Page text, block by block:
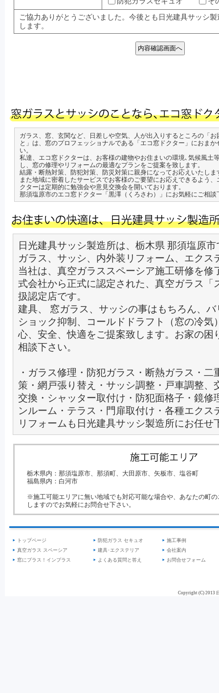
ガラス、窓、玄関など、日差しや空気、人が出入りするところの「お
と」は、窓のプロフェッショナルである「エコ窓ドクター」におまか
い。
私達、エコ窓ドクターは、お客様の建物やお住まいの環境､気候風土
し、窓の修理やリフォームの最適なプランをご提案を致します。
結露・断熱対策、防犯対策、防災対策に親身になってお応えいたしま
また地域に密着したサービスでお客様のご要望にお応えできるよう、
クターは定期的に勉強会や意見交換会を開いております。
那須塩原市のエコ窓ドクター「黒澤（くろさわ）」にお気軽にご相談
日光建具サッシ製造所は、栃木県 那須塩原
ガラス、サッシ、内外装リフォーム、エクス
当社は、真空ガラススペーシア施工研修を修
式会社から正式に認定された、真空ガラス「
扱認定店です。
建具、 窓ガラス、サッシの事はもちろん、
ショック抑制、コールドドラフト（窓の冷気
心、安全、快適をご提案致します。お家の困
相談下さい。
・ガラス修理・防犯ガラス・断熱ガラス・二
策・網戸張り替え・サッシ調整・戸車調整、
交換・シャッター取付け・防犯面格子・鏡修
ンルーム・テラス・門扉取付け・各種エクス
リフォームも日光建具サッシ製造所にお任せ
栃木県内：那須塩原市、那須町、大田原市、矢板市、塩谷町
福島県内：白河市
※施工可能エリアに無い地域でも対応可能な場合や、あなたの町
しますのでお気軽にお問合せ下さい。
トップページ 防犯ガラス セキュオ
施工事例
真空ガラス スペーシア
建具･エクステリア
会社案内
窓にプラス！インプラス
よくある質問と答え お問合せフォーム
Copyright (C) 2013